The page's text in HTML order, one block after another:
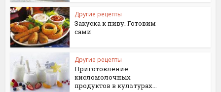
Другие рецепты
Закуска к пиву. Готовим
сами
Другие рецепты
Приготовление
кисломолочных
продуктов в культурах...